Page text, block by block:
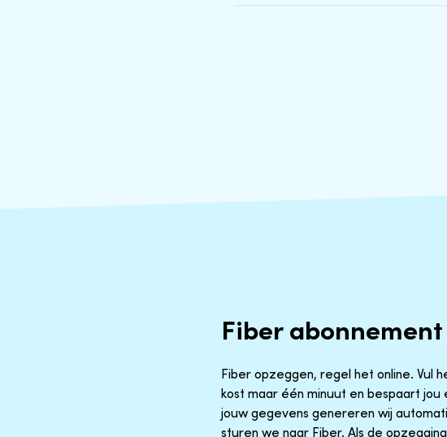
Fiber
Fiber opzeggen, regel het online. Vul
kost maar één minuut en bespaart jou
jouw gegevens genereren wij
sturen we naar Fiber. Als de